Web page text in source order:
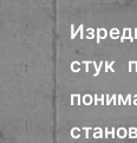
стук